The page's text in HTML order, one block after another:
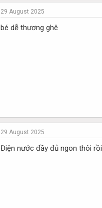
29 August 2025
bé dễ thương ghê
29 August 2025
Điện nước đầy đủ ngon thôi rồi